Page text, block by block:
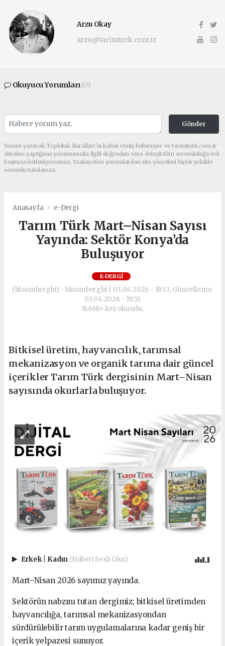
Arzu Okay
arzu@tarimturk.com.tr
Okuyucu Yorumları(0)
Gönder
Yorum yazarak Topluluk Kuralları’nı kabul etmiş bulunuyor ve tarimturk.com.tr
sitesine yaptığınız yorumunuzla ilgili doğrudan veya dolaylı tüm sorumluluğu tek
başınıza üstleniyorsunuz. Yazılan tüm yorumlardan site yönetimi hiçbir şekilde
sorumlu tutulamaz.
Anasayfa e-Dergi
Tarım Türk Mart–Nisan Sayısı
Yayında: Sektör Konya’da
Buluşuyor
E-DERGI
(bloomberght) - bloomberght | 03.04.2026 - 19:33, Güncelleme:
03.04.2026 - 19:53
16668+ kez okundu.
Bitkisel üretim, hayvancılık, tarımsal
mekanizasyon ve organik tarıma dair güncel
içerikler Tarım Türk dergisinin Mart–Nisan
sayısında okurlarla buluşuyor.
Erkek Kadın (Haberi Sesli Oku)
Mart–Nisan 2026 sayımız yayında.
Sektörün nabzını tutan dergimiz; bitkisel üretimden
hayvancılığa, tarımsal mekanizasyondan
sürdürülebilir tarım uygulamalarına kadar geniş bir
içerik yelpazesi sunuyor.